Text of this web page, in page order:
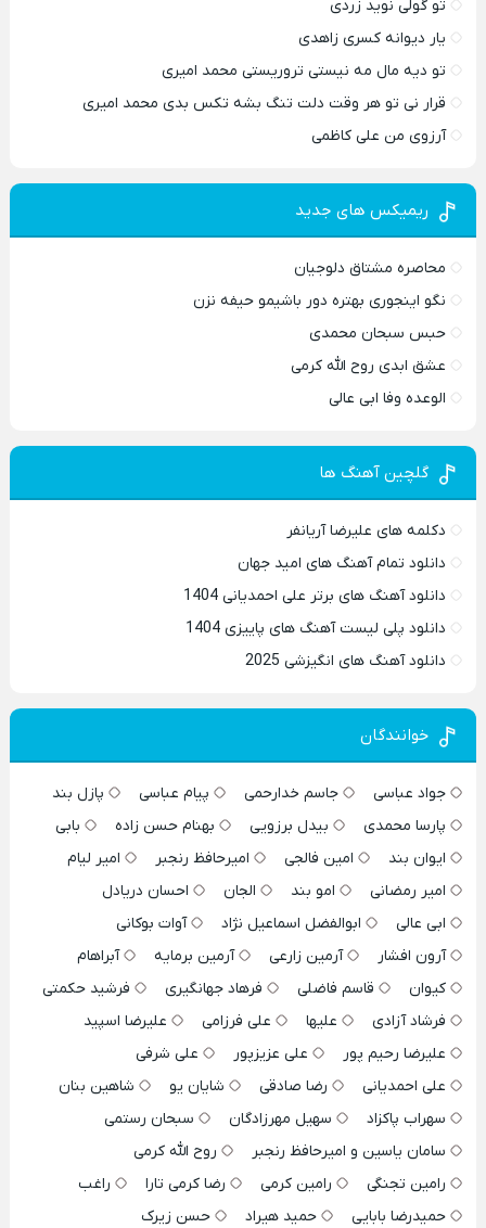
تو گولی نوید زردی
یار دیوانه کسری زاهدی
تو دیه مال مه نیستی تروریستی محمد امیری
قرار نی تو هر وقت دلت تنگ بشه تکس بدی محمد امیری
آرزوی من علی کاظمی
ریمیکس های جدید
محاصره مشتاق دلوجیان
نگو اینجوری بهتره دور باشیمو حیفه نزن
حبس سبحان محمدی
عشق ابدی روح الله کرمی
الوعده وفا ابی عالی
گلچین آهنگ ها
دکلمه های علیرضا آریانفر
دانلود تمام آهنگ های امید جهان
دانلود آهنگ های برتر علی احمدیانی 1404
دانلود پلی لیست آهنگ های پاییزی 1404
دانلود آهنگ های انگیزشی 2025
خوانندگان
جواد عباسی جاسم خدارحمی پیام عباسی
پازل بند
پارسا محمدی
بیدل برزویی بهنام حسن زاده
بابی
ایوان بند
امین فالجی امیرحافظ رنجبر
امیر لیام
امیر رمضانی
امو بند الجان
احسان دریادل
ابی عالی
ابوالفضل اسماعیل نژاد
آوات بوکانی
آرون افشار
آرمین زارعی آرمین برمایه
آبراهام
کیوان
قاسم فاضلی فرهاد جهانگیری
فرشید حکمتی
فرشاد آزادی
علیها علی فرزامی
علیرضا اسپید
علیرضا رحیم پور
علی عزیزپور
علی شرفی
علی احمدیانی
رضا صادقی شایان یو
شاهین بنان
سهراب پاکزاد
سهیل مهرزادگان
سبحان رستمی
سامان یاسین و امیرحافظ رنجبر
روح الله کرمی
رامین تجنگی
رامین کرمی رضا کرمی تارا
راغب
حمیدرضا بابایی
حمید هیراد
حسن زیرک